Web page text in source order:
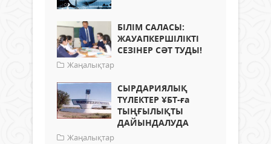
БІЛІМ САЛАСЫ:
ЖАУАПКЕРШІЛІКТІ
СЕЗІНЕР СӘТ ТУДЫ!
Жаңалықтар
СЫРДАРИЯЛЫҚ
ТҮЛЕКТЕР ҰБТ-ға
ТЫҢҒЫЛЫҚТЫ
ДАЙЫНДАЛУДА
Жаңалықтар